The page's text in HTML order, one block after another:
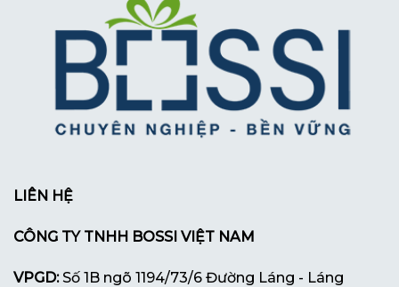
LIÊN HỆ
CÔNG TY TNHH BOSSI VIỆT NAM
VPGD:Số 1B ngõ 1194/73/6 Đường Láng - Láng